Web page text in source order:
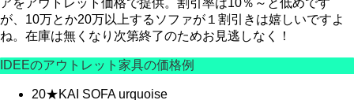
が、10万とか20万以上するソファが１割引きは嬉しいですよ
ね。在庫は無くなり次第終了のためお見逃しなく！
IDEEのアウトレット家具の価格例
20★KAI SOFA urquoise